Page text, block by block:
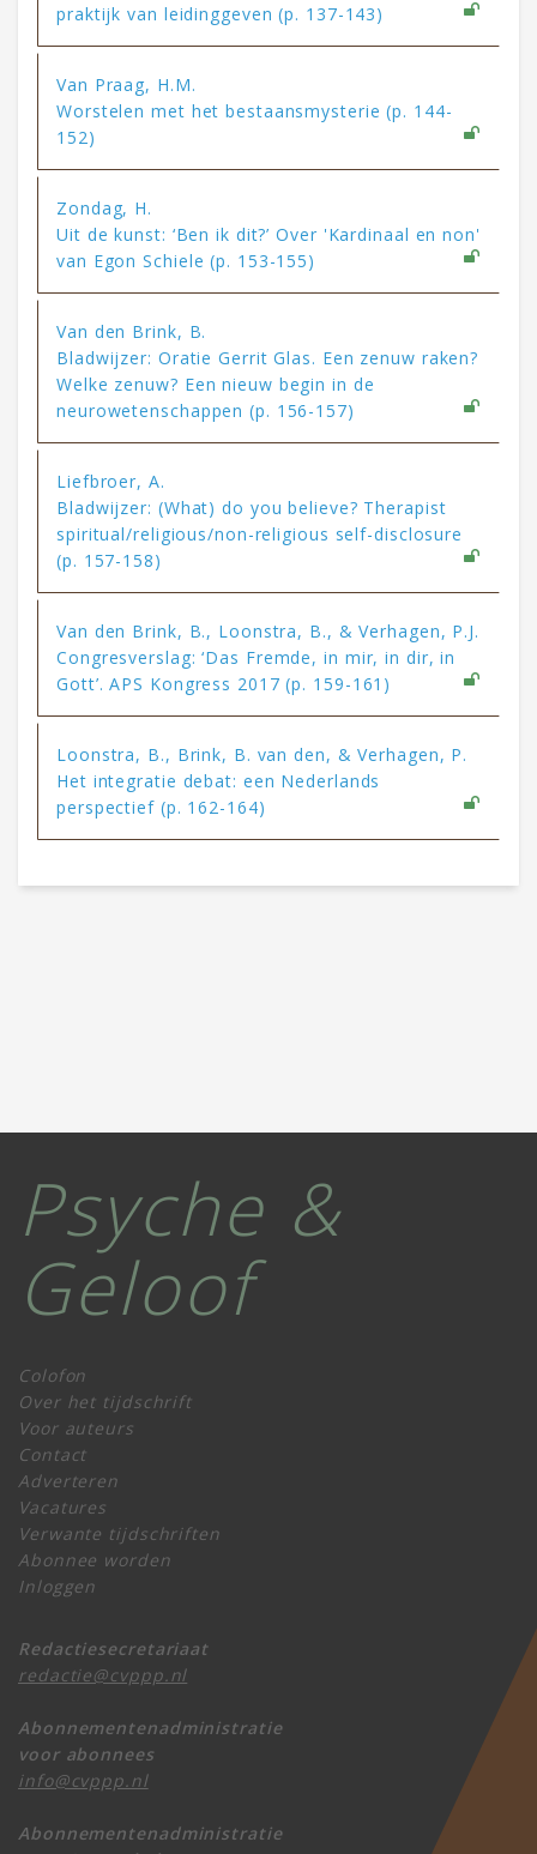
praktijk van leidinggeven (p. 137-143)
Van Praag, H.M.
Worstelen met het bestaansmysterie (p. 144-
152)
Zondag, H.
Uit de kunst: ‘Ben ik dit?’ Over 'Kardinaal en non'
van Egon Schiele (p. 153-155)
Van den Brink, B.
Bladwijzer: Oratie Gerrit Glas. Een zenuw raken?
Welke zenuw? Een nieuw begin in de
neurowetenschappen (p. 156-157)
Liefbroer, A.
Bladwijzer: (What) do you believe? Therapist
spiritual/religious/non-religious self-disclosure
(p. 157-158)
Van den Brink, B., Loonstra, B., & Verhagen, P.J.
Congresverslag: ‘Das Fremde, in mir, in dir, in
Gott’. APS Kongress 2017 (p. 159-161)
Loonstra, B., Brink, B. van den, & Verhagen, P.
Het integratie debat: een Nederlands
perspectief (p. 162-164)
Psyche &
Geloof
Colofon
Over het tijdschrift
Voor auteurs
Contact
Adverteren
Vacatures
Verwante tijdschriften
Abonnee worden
Inloggen
Redactiesecretariaat
redactie@cvppp.nl
Abonnementenadministratie
voor abonnees
info@cvppp.nl
Abonnementenadministratie